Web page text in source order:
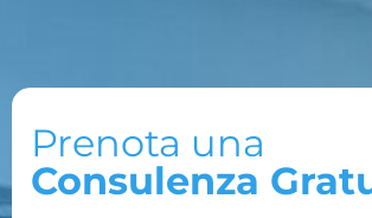
Prenota una
Consulenza